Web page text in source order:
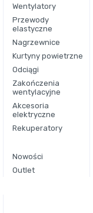
Wentylatory
Przewody
elastyczne
Nagrzewnice
Kurtyny powietrzne
Odciągi
Zakończenia
wentylacyjne
Akcesoria
elektryczne
Rekuperatory
Nowości
Outlet